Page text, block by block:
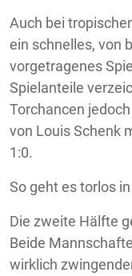
Auch bei
ein schnelles, von
vorgetragenes
Spielanteile
Torchancen
von Louis Schenk
1:0.
So geht es torlos
Die zweite Hälfte
Beide
wirklich